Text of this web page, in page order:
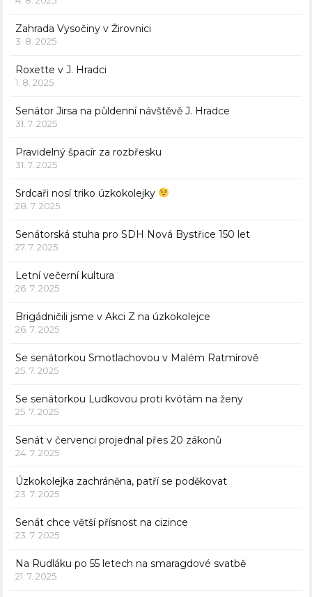
Zahrada Vysočiny v Žirovnici
3. 8. 2025
Roxette v J. Hradci
1. 8. 2025
Senátor Jirsa na půldenní návštěvě J. Hradce
31. 7. 2025
Pravidelný špacír za rozbřesku
31. 7. 2025
Srdcaři nosí triko úzkokolejky
28. 7. 2025
Senátorská stuha pro SDH Nová Bystřice 150 let
27. 7. 2025
Letní večerní kultura
26. 7. 2025
Brigádničili jsme v Akci Z na úzkokolejce
26. 7. 2025
Se senátorkou Smotlachovou v Malém Ratmírově
25. 7. 2025
Se senátorkou Ludkovou proti kvótám na ženy
25. 7. 2025
Senát v červenci projednal přes 20 zákonů
24. 7. 2025
Úzkokolejka zachráněna, patří se poděkovat
23. 7. 2025
Senát chce větší přísnost na cizince
23. 7. 2025
Na Rudláku po 55 letech na smaragdové svatbě
21. 7. 2025